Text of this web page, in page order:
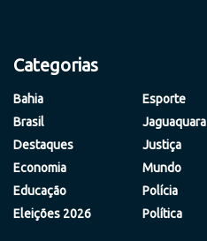
Categorias
Bahia
Brasil
Destaques
Economia
Educação
Eleições 2026
Esporte
Jaguaquara
Justiça
Mundo
Polícia
Política